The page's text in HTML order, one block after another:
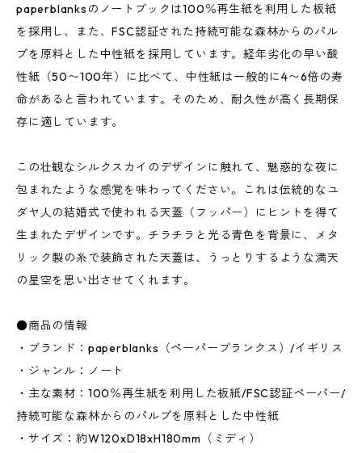
paperblanksのノートブックは100％再生紙を利用した板紙
を採用し、また、FSC認証された持続可能な森林からのパル
プを原料とした中性紙を採用しています。経年劣化の早い酸
性紙（50〜100年）に比べて、中性紙は一般的に4〜6倍の寿
命があると言われています。そのため、耐久性が高く長期保
存に適しています。
この壮観なシルクスカイのデザインに触れて、魅惑的な夜に
包まれたような感覚を味わってください。これは伝統的なユ
ダヤ人の結婚式で使われる天蓋（フッパー）にヒントを得て
生まれたデザインです。チラチラと光る青色を背景に、メタ
リック製の糸で装飾された天蓋は、うっとりするような満天
の星空を思い出させてくれます。
●商品の情報
・ブランド：paperblanks（ペーパーブランクス）/イギリス
・ジャンル：ノート
・主な素材：100％再生紙を利用した板紙/FSC認証ペーパー/
持続可能な森林からのパルプを原料とした中性紙
・サイズ：約W120xD18xH180mm（ミディ）